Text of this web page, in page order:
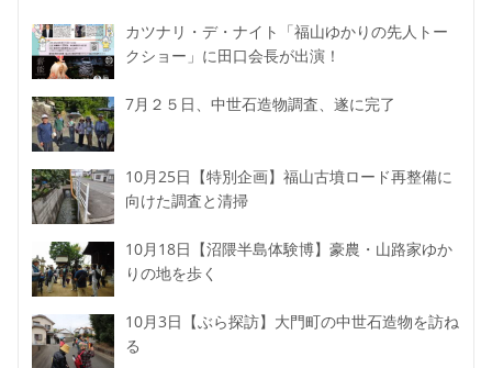
カツナリ・デ・ナイト「福山ゆかりの先人トー
クショー」に田口会長が出演！
7月２５日、中世石造物調査、遂に完了
10月25日【特別企画】福山古墳ロード再整備に
向けた調査と清掃
10月18日【沼隈半島体験博】豪農・山路家ゆか
りの地を歩く
10月3日【ぶら探訪】大門町の中世石造物を訪ね
る